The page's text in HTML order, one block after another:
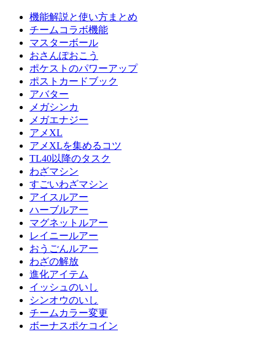
機能解説と使い方まとめ
チームコラボ機能
マスターボール
おさんぽおこう
ポケストのパワーアップ
ポストカードブック
アバター
メガシンカ
メガエナジー
アメXL
アメXLを集めるコツ
TL40以降のタスク
わざマシン
すごいわざマシン
アイスルアー
ハーブルアー
マグネットルアー
レイニールアー
おうごんルアー
わざの解放
進化アイテム
イッシュのいし
シンオウのいし
チームカラー変更
ボーナスポケコイン